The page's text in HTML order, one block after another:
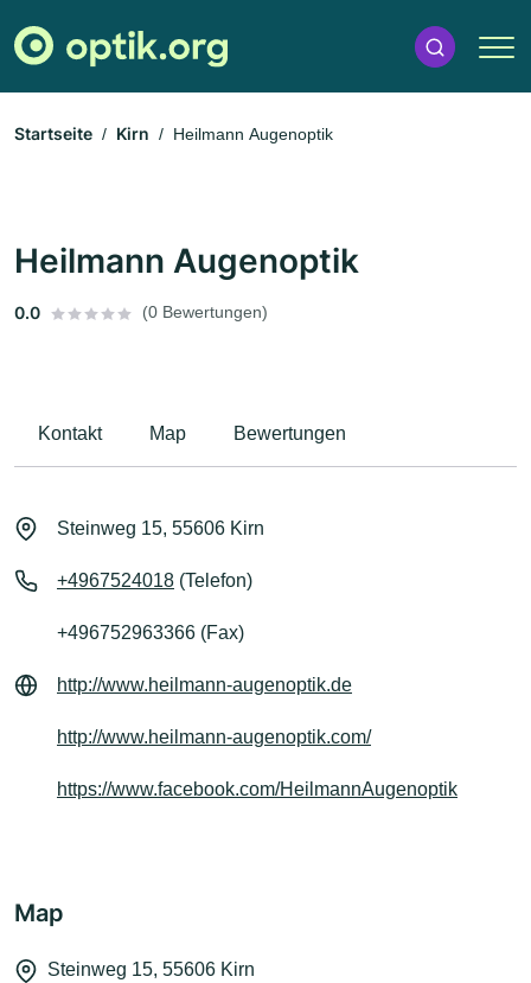
Startseite Kirn Heilmann Augenoptik
Heilmann Augenoptik
0.0 (0 Bewertungen)
Kontakt Map Bewertungen
Steinweg 15, 55606 Kirn
+4967524018 (Telefon)
+496752963366 (Fax)
http://www.heilmann-augenoptik.de
http://www.heilmann-augenoptik.com/
https://www.facebook.com/HeilmannAugenoptik
Map
Steinweg 15, 55606 Kirn